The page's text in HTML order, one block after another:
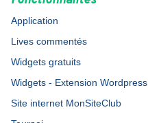
Application
Lives commentés
Widgets gratuits
Widgets - Extension Wordpress
Site internet MonSiteClub